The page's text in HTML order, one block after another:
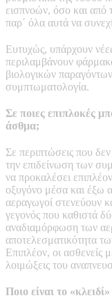
εισπνοών, όσο και από
παρ΄ όλα αυτά να
Ευτυχώς, υπάρχουν
περιλαμβάνουν
βιολογικών
συμπτωματολογία.
Σε ποιες επιπλοκές
άσθμα;
Σε περιπτώσεις που
την επιδείνωση των
να προκαλέσει
οξυγόνο μέσα και έξω
αεραγωγοί στενεύουν
γεγονός που καθιστά
αναδιαμόρφωση των
αποτελεσματικότητα
Επιπλέον, οι ασθενείς
λοιμώξεις του
Ποιο είναι το